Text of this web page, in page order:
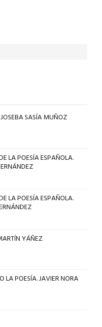
SASÍA MUÑOZ
LA POESÍA ESPAÑOLA.
LA POESÍA ESPAÑOLA.
YÁÑEZ
LA POESÍA. JAVIER NORA